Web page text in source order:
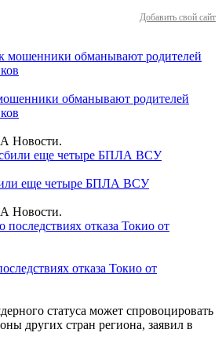
Добавить свой сайт
обманывают родителей
Новости.
еще четыре БПЛА ВСУ
Новости.
отказа Токио от
статуса может спровоцировать
других стран региона, заявил в